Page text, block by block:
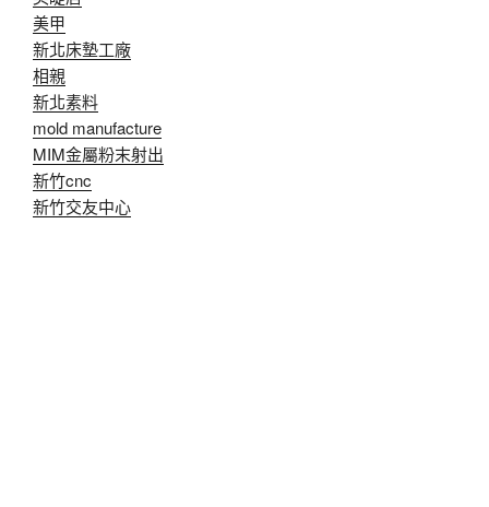
美甲
新北床墊工廠
相親
新北素料
mold manufacture
MIM金屬粉末射出
新竹cnc
新竹交友中心